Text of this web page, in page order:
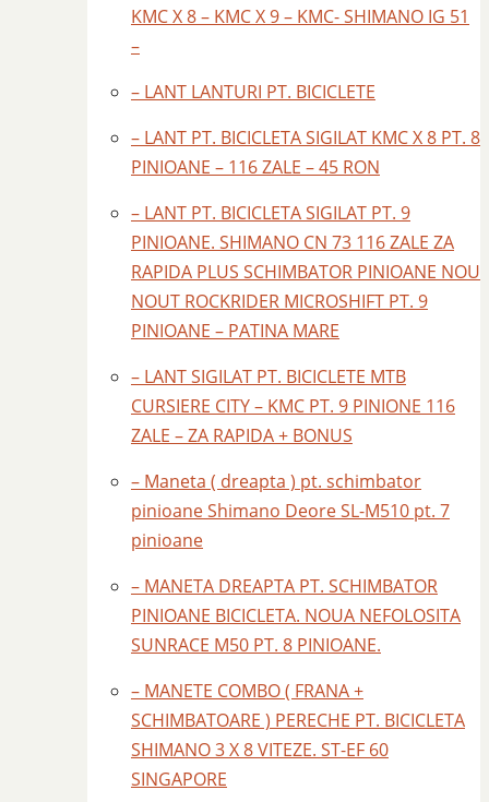
KMC X 8 – KMC X 9 – KMC- SHIMANO IG 51
–
– LANT LANTURI PT. BICICLETE
– LANT PT. BICICLETA SIGILAT KMC X 8 PT. 8
PINIOANE – 116 ZALE – 45 RON
– LANT PT. BICICLETA SIGILAT PT. 9
PINIOANE. SHIMANO CN 73 116 ZALE ZA
RAPIDA PLUS SCHIMBATOR PINIOANE NOU
NOUT ROCKRIDER MICROSHIFT PT. 9
PINIOANE – PATINA MARE
– LANT SIGILAT PT. BICICLETE MTB
CURSIERE CITY – KMC PT. 9 PINIONE 116
ZALE – ZA RAPIDA + BONUS
– Maneta ( dreapta ) pt. schimbator
pinioane Shimano Deore SL-M510 pt. 7
pinioane
– MANETA DREAPTA PT. SCHIMBATOR
PINIOANE BICICLETA. NOUA NEFOLOSITA
SUNRACE M50 PT. 8 PINIOANE.
– MANETE COMBO ( FRANA +
SCHIMBATOARE ) PERECHE PT. BICICLETA
SHIMANO 3 X 8 VITEZE. ST-EF 60
SINGAPORE